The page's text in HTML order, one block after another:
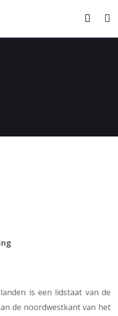
is een lidstaat van de
de noordwestkant van het